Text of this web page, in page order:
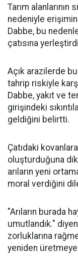
Tarım alanlarının
nedeniyle
Dabbe, bu
çatısına
Açık arazilerde
tahrip riskiyle
Dabbe, yakıt ve
girişindeki
geldiğini belirtti.
Çatıdaki
oluşturduğuna
arıların yeni
moral verdiğini
"Arıların burada
umutlandık."
zorluklarına
yeniden üretmeye